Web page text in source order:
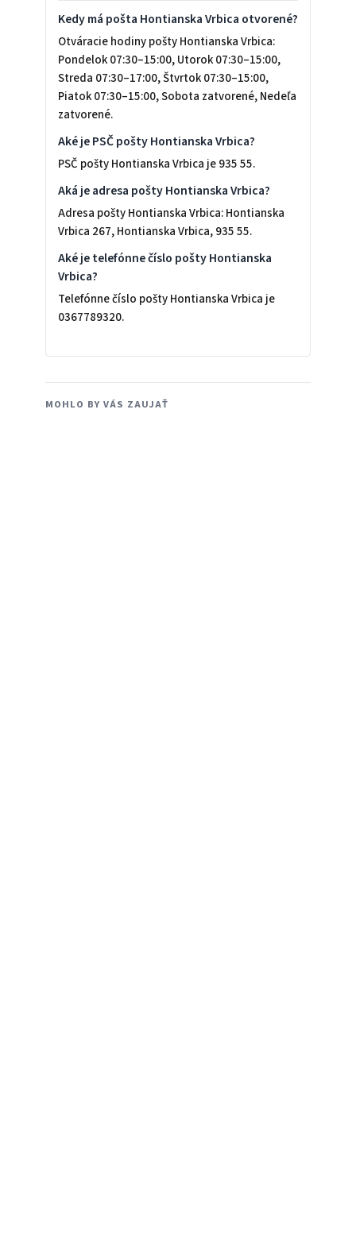
Kedy má pošta Hontianska Vrbica otvorené?
Otváracie hodiny pošty Hontianska Vrbica:
Pondelok 07:30–15:00, Utorok 07:30–15:00,
Streda 07:30–17:00, Štvrtok 07:30–15:00,
Piatok 07:30–15:00, Sobota zatvorené, Nedeľa
zatvorené.
Aké je PSČ pošty Hontianska Vrbica?
PSČ pošty Hontianska Vrbica je 935 55.
Aká je adresa pošty Hontianska Vrbica?
Adresa pošty Hontianska Vrbica: Hontianska
Vrbica 267, Hontianska Vrbica, 935 55.
Aké je telefónne číslo pošty Hontianska
Vrbica?
Telefónne číslo pošty Hontianska Vrbica je
0367789320.
MOHLO BY VÁS ZAUJAŤ